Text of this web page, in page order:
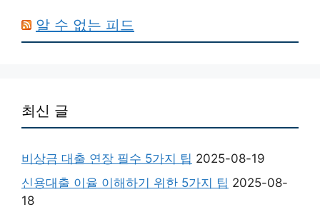
알 수 없는 피드
최신 글
비상금 대출 연장 필수 5가지 팁 2025-08-19
신용대출 이율 이해하기 위한 5가지 팁 2025-08-
18